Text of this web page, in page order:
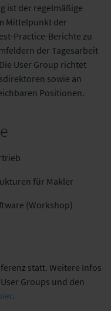
ist der regelmäßige
Mittelpunkt der
Practice-Berichte zu
der Tagesarbeit
User Group richtet
sowie an
Positionen.
für Makler
(Workshop)
statt. Weitere Infos
Groups und den
.